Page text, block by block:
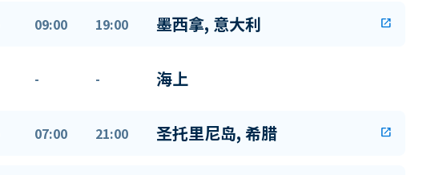
09:00 19:00 墨西拿, 意大利 open_in_new
- - 海上
07:00 21:00 圣托里尼岛, 希腊 open_in_new